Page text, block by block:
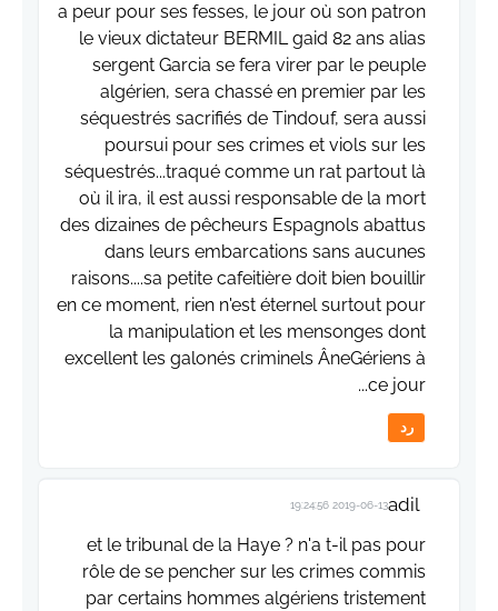
a peur pour ses fesses, le jour où son patron
le vieux dictateur BERMIL gaid 82 ans alias
sergent Garcia se fera virer par le peuple
algérien, sera chassé en premier par les
séquestrés sacrifiés de Tindouf, sera aussi
poursui pour ses crimes et viols sur les
séquestrés...traqué comme un rat partout là
où il ira, il est aussi responsable de la mort
des dizaines de pêcheurs Espagnols abattus
dans leurs embarcations sans aucunes
raisons....sa petite cafeitière doit bien bouillir
en ce moment, rien n'est éternel surtout pour
la manipulation et les mensonges dont
excellent les galonés criminels ÂneGériens à
ce jour...
رد
adil
2019-06-13 19:24:56
et le tribunal de la Haye ? n'a t-il pas pour
rôle de se pencher sur les crimes commis
par certains hommes algériens tristement